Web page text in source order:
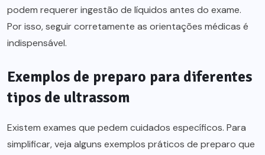
podem requerer ingestão de líquidos antes do exame.
Por isso, seguir corretamente as orientações médicas é
indispensável.
Exemplos de preparo para diferentes
tipos de ultrassom
Existem exames que pedem cuidados específicos. Para
simplificar, veja alguns exemplos práticos de preparo que